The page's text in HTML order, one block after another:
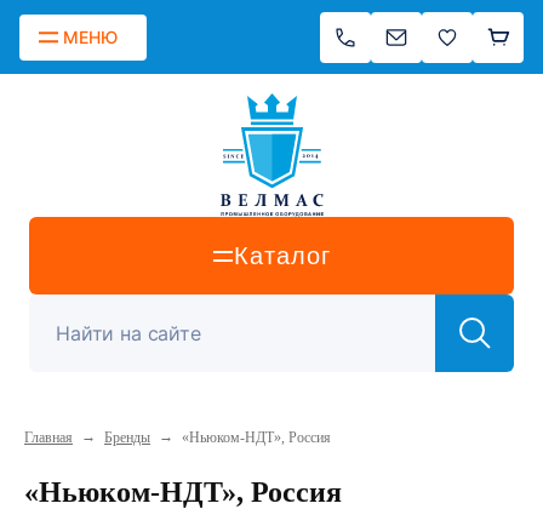
МЕНЮ
Каталог
Главная → Бренды → «Ньюком-НДТ», Россия
«Ньюком-НДТ», Россия